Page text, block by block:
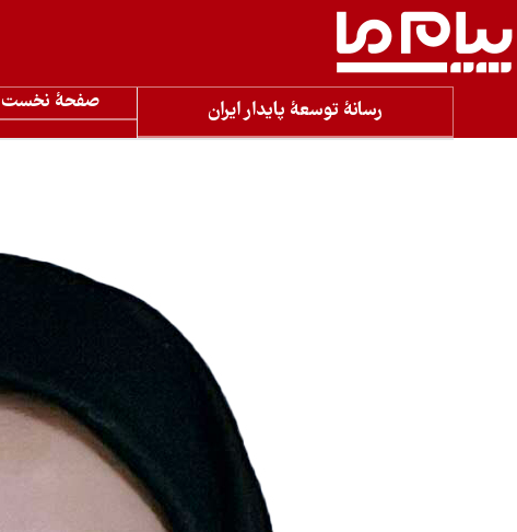
رسانۀ توسعۀ پایدار ایران صفحۀ نخست